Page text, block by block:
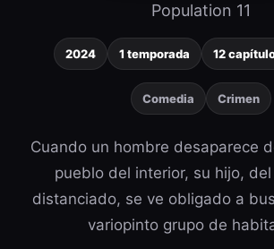
Population 11
2024 1 temporada 12
Comedia Crimen
Cuando un hombre desaparece
pueblo del interior, su hijo,
distanciado, se ve obligado a
variopinto grupo de